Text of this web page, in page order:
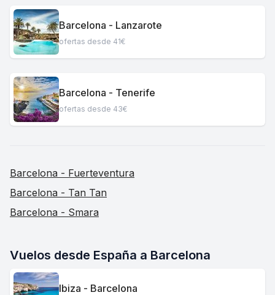
Barcelona - Lanzarote
ofertas desde 41€
Barcelona - Tenerife
ofertas desde 43€
Barcelona - Fuerteventura
Barcelona - Tan Tan
Barcelona - Smara
Vuelos desde España a Barcelona
Ibiza - Barcelona